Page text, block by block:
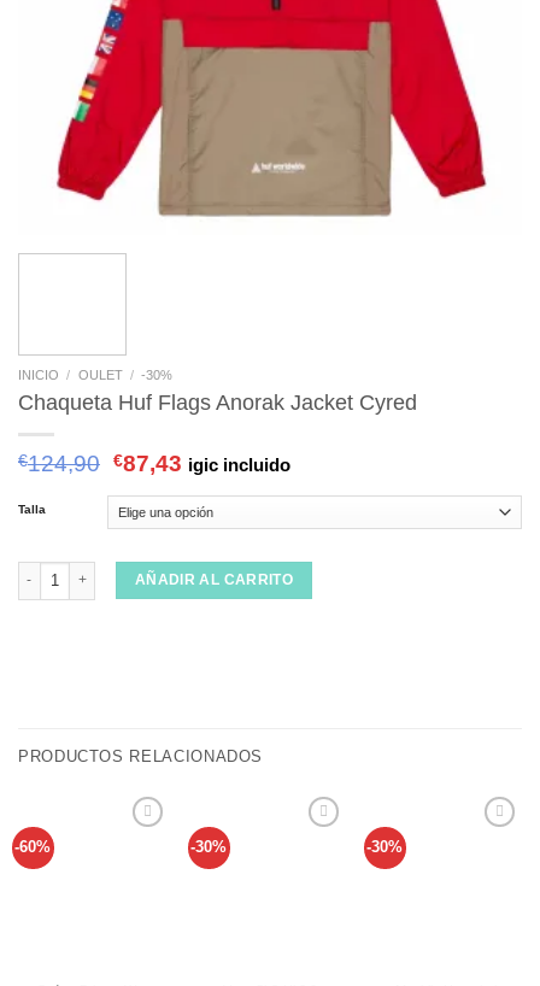
INICIO / OULET / -30%
Chaqueta Huf Flags Anorak Jacket Cyred
€124,90 €87,43 igic incluido
Talla
Chaqueta Huf Flags Anorak Jacket Cyred cantidad
AÑADIR AL CARRITO
PRODUCTOS RELACIONADOS
-60% -30% -30%